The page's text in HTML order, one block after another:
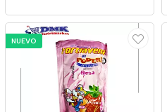
NUEVO